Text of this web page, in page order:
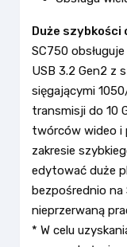
Duże
SC750
USB 3.2 Gen2 z
sięgającymi
transmisji do 10
twórców wideo
zakresie
edytować duże
bezpośrednio na
nieprzerwaną
* W celu